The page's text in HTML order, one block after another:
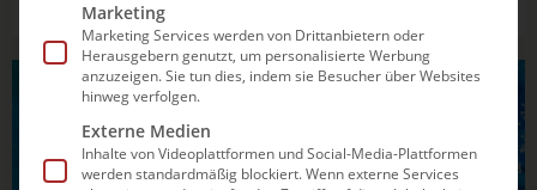
Verband e.V. (DSV) dieser Tage offiziell ihre Karriereende
bekanntgegeben. Dabei waren ihr im Duett mit ihrer
Münchener Partnerin Marlene Bojer...
SYNCHRONSCHWIMMEN
Marketing
Marketing Services werden von Drittanbietern oder
Herausgebern genutzt, um personalisierte Werbung
anzuzeigen. Sie tun dies, indem sie Besucher über Websites
hinweg verfolgen.
Externe Medien
Inhalte von Videoplattformen und Social-Media-Plattformen
werden standardmäßig blockiert. Wenn externe Services